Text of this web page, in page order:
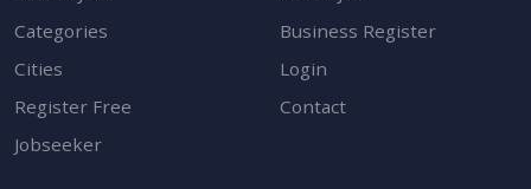
Categories
Cities
Register Free
Jobseeker
Business Register
Login
Contact